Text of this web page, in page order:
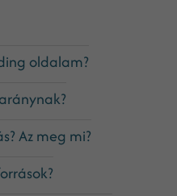
oldalam?
Az meg mi?